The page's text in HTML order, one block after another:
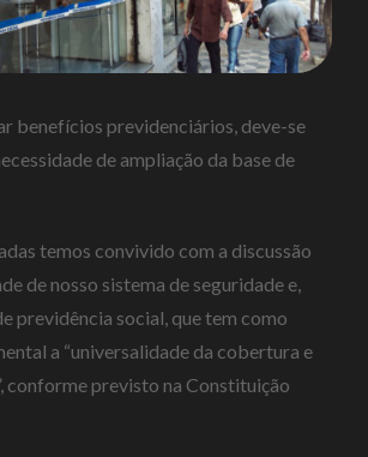
benefícios previdenciários, deve-se
de ampliação da base de
temos convivido com a discussão
de nosso sistema de seguridade e,
previdência social, que tem como
a “universalidade da cobertura e
conforme previsto na Constituição